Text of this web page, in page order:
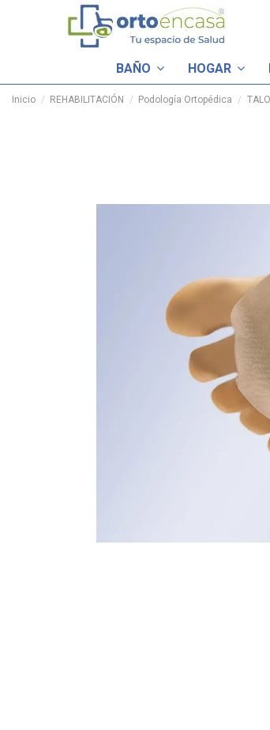
BAÑO HOGAR
Inicio REHABILITACIÓN Podología Ortopédica